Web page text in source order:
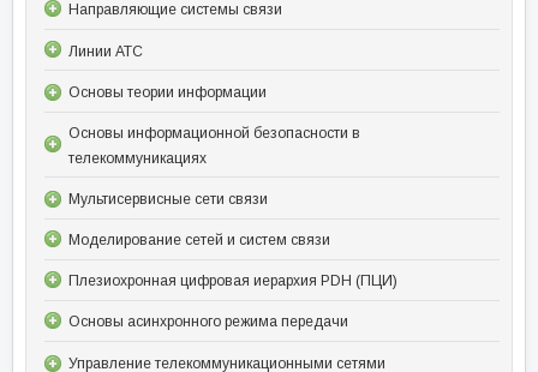
Направляющие системы связи
Линии АТС
Основы теории информации
Основы информационной безопасности в
телекоммуникациях
Мультисервисные сети связи
Моделирование сетей и систем связи
Плезиохронная цифровая иерархия PDH (ПЦИ)
Основы асинхронного режима передачи
Управление телекоммуникационными сетями